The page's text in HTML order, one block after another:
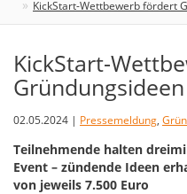
KickStart-Wettbewerb fördert
KickStart-
Gründungsideen
02.05.2024 | Pressemeldung,
Teilnehmende halten
Event – zündende Ideen
von jeweils 7.500 Euro